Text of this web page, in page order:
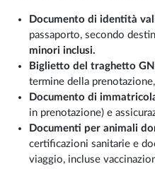
Documento di identità
passaporto, secondo
minori inclusi.
Biglietto del traghetto
termine della
Documento di
in prenotazione) e
Documenti per animali
certificazioni sanitarie e
viaggio, incluse